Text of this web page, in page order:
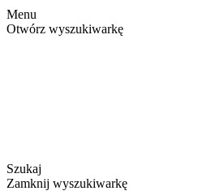
Menu
Otwórz wyszukiwarkę
Szukaj
Zamknij wyszukiwarkę